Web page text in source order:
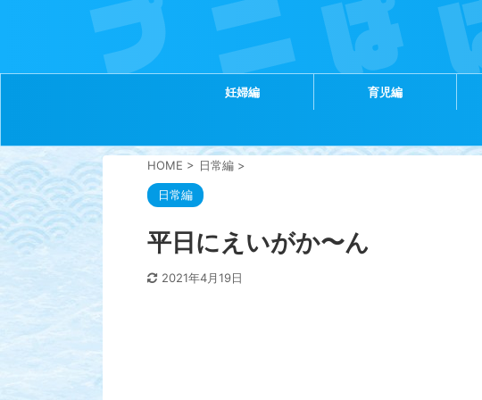
妊婦編 育児編
HOME > 日常編 >
日常編
平日にえいがか〜ん
2021年4月19日